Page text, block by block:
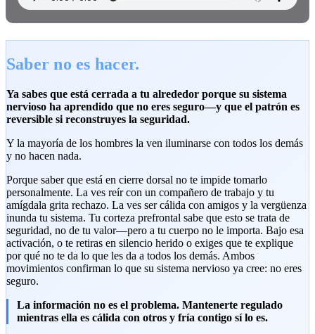
Saber no es hacer.
Ya sabes que está cerrada a tu alrededor porque su sistema
nervioso ha aprendido que no eres seguro—y que el patrón es
reversible si reconstruyes la seguridad.
Y la mayoría de los hombres la ven iluminarse con todos los demás
y no hacen nada.
Porque saber que está en cierre dorsal no te impide tomarlo
personalmente. La ves reír con un compañero de trabajo y tu
amígdala grita rechazo. La ves ser cálida con amigos y la vergüenza
inunda tu sistema. Tu corteza prefrontal sabe que esto se trata de
seguridad, no de tu valor—pero a tu cuerpo no le importa. Bajo esa
activación, o te retiras en silencio herido o exiges que te explique
por qué no te da lo que les da a todos los demás. Ambos
movimientos confirman lo que su sistema nervioso ya cree: no eres
seguro.
La información no es el problema. Mantenerte regulado
mientras ella es cálida con otros y fría contigo sí lo es.